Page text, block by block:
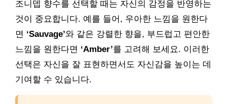
조니뎁 향수를 선택할 때는 자신의 감정을 반영하는
것이 중요합니다. 예를 들어, 우아한 느낌을 원한다
면 ‘Sauvage’와 같은 강렬한 향을, 부드럽고 편안한
느낌을 원한다면 ‘Amber’를 고려해 보세요. 이러한
선택은 자신을 잘 표현하면서도 자신감을 높이는 데
기여할 수 있습니다.